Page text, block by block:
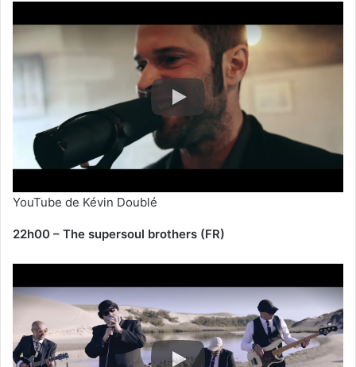
YouTube de Kévin Doublé
22h00 – The supersoul brothers (FR)